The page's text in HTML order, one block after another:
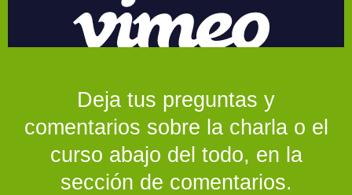
Deja tus preguntas y
comentarios sobre la charla o el
curso abajo del todo, en la
sección de comentarios.